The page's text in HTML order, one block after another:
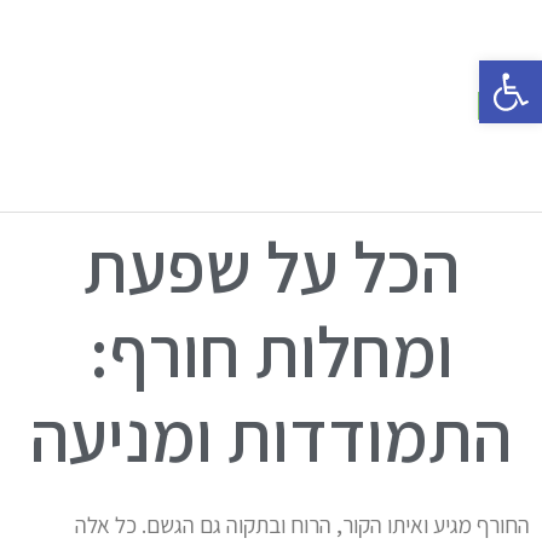
הכל על שפעת
ומחלות חורף:
התמודדות ומניעה
החורף מגיע ואיתו הקור, הרוח ובתקוה גם הגשם. כל אלה
פתח סרגל נגישות